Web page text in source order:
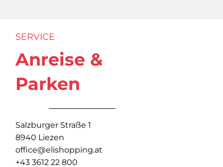
SERVICE
Anreise &
Parken
Salzburger Straße 1
8940 Liezen
office@elishopping.at
+43 3612 22 800